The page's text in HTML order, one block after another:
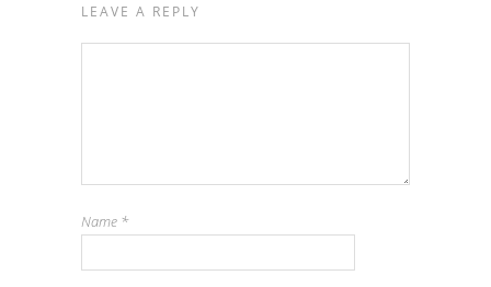
LEAVE A REPLY
Name *